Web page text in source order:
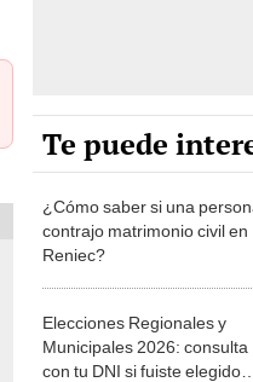
Te puede
¿Cómo saber si una
contrajo matrimonio civil en
Reniec?
Elecciones Regionales y
Municipales 2026: consulta
con tu DNI si fuiste elegido